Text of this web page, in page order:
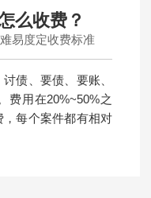
么收费？
易度定收费标准
债、要债、要账、
费用在20%~50%之
每个案件都有相对